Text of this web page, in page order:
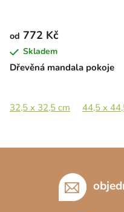
Dřevěná mandala pokoje
od 772 Kč
Skladem
32,5 x 32,5 cm 44,5 x